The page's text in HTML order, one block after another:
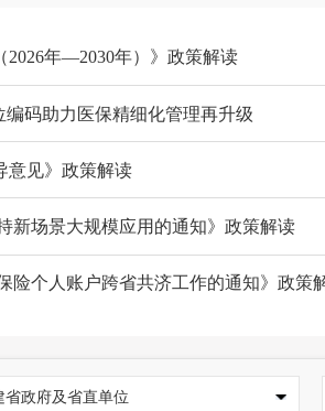
2026年—2030年）》政策解读
码助力医保精细化管理再升级
意见》政策解读
新场景大规模应用的通知》政策解读
险个人账户跨省共济工作的通知》政策
省政府及省直单位